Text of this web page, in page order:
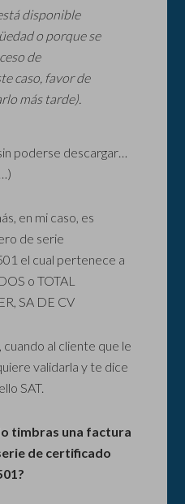
disponible
o porque se
de
caso, favor de
más tarde).
poderse descargar…
en mi caso, es
de serie
el cual pertenece a
o TOTAL
SA DE CV
cuando al cliente que le
validarla y te dice
SAT.
timbras una factura
de certificado